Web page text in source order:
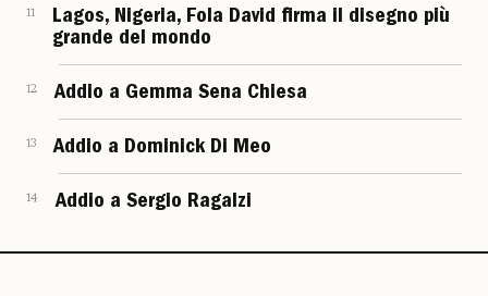
11
Lagos, Nigeria, Fola David firma il disegno più
grande del mondo
12 Addio a Gemma Sena Chiesa
13 Addio a Dominick Di Meo
14 Addio a Sergio Ragalzi